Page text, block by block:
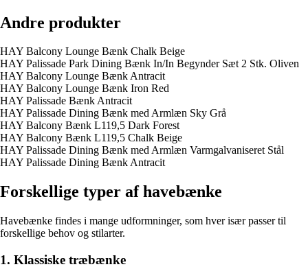
Andre produkter
HAY Balcony Lounge Bænk Chalk Beige
HAY Palissade Park Dining Bænk In/In Begynder Sæt 2 Stk. Oliven
HAY Balcony Lounge Bænk Antracit
HAY Balcony Lounge Bænk Iron Red
HAY Palissade Bænk Antracit
HAY Palissade Dining Bænk med Armlæn Sky Grå
HAY Balcony Bænk L119,5 Dark Forest
HAY Balcony Bænk L119,5 Chalk Beige
HAY Palissade Dining Bænk med Armlæn Varmgalvaniseret Stål
HAY Palissade Dining Bænk Antracit
Forskellige typer af havebænke
Havebænke findes i mange udformninger, som hver især passer til
forskellige behov og stilarter.
1. Klassiske træbænke